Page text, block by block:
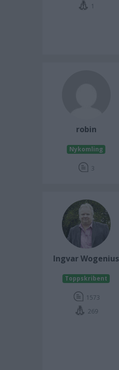
1
robin
Nykomling
3
Ingvar Wogenius
Toppskribent
1573
269